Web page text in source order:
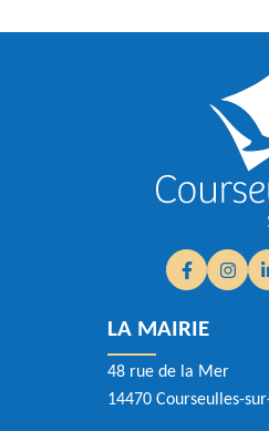
Facebook
(ouverture
LA MAIRIE
48 rue de la Mer
14470 Courseulles-